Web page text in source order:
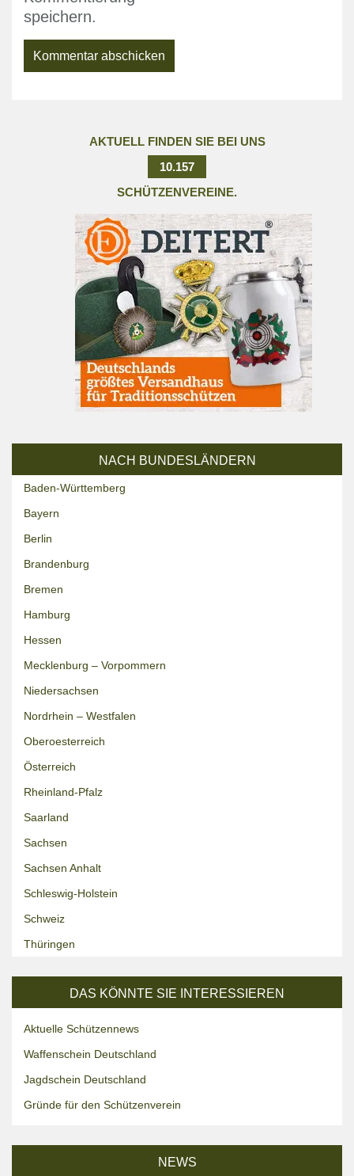
speichern.
AKTUELL FINDEN SIE BEI UNS
10.157
SCHÜTZENVEREINE.
NACH BUNDESLÄNDERN
Baden-Württemberg
Bayern
Berlin
Brandenburg
Bremen
Hamburg
Hessen
Mecklenburg – Vorpommern
Niedersachsen
Nordrhein – Westfalen
Oberoesterreich
Österreich
Rheinland-Pfalz
Saarland
Sachsen
Sachsen Anhalt
Schleswig-Holstein
Schweiz
Thüringen
DAS KÖNNTE SIE INTERESSIEREN
Aktuelle Schützennews
Waffenschein Deutschland
Jagdschein Deutschland
Gründe für den Schützenverein
NEWS